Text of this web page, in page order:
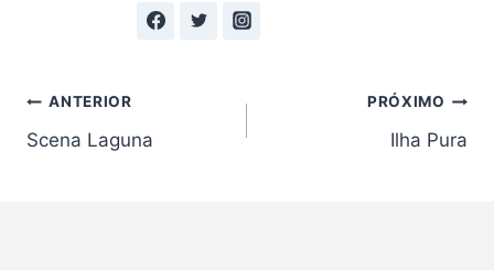
Navegação
de
ANTERIOR
Scena Laguna
PRÓXIMO
Ilha Pura